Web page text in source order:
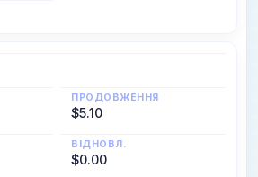
ПРОДОВЖЕННЯ
$5.10
ВІДНОВЛ.
$0.00